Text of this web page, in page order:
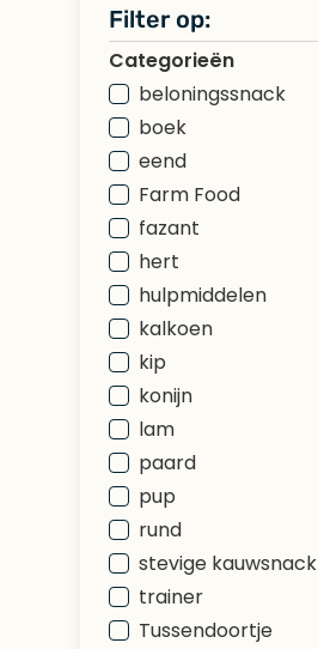
Filter op:
Categorieën
beloningssnack
boek
eend
Farm Food
fazant
hert
hulpmiddelen
kalkoen
kip
konijn
lam
paard
pup
rund
stevige kauwsnack
trainer
Tussendoortje